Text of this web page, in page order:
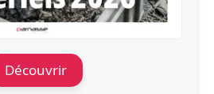
Découvrir